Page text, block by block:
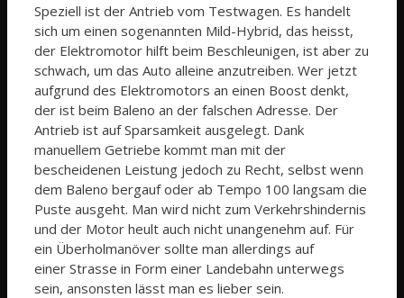
Speziell ist der Antrieb vom Testwagen. Es handelt
sich um einen sogenannten Mild-Hybrid, das heisst,
der Elektromotor hilft beim Beschleunigen, ist aber zu
schwach, um das Auto alleine anzutreiben. Wer jetzt
aufgrund des Elektromotors an einen Boost denkt,
der ist beim Baleno an der falschen Adresse. Der
Antrieb ist auf Sparsamkeit ausgelegt. Dank
manuellem Getriebe kommt man mit der
bescheidenen Leistung jedoch zu Recht, selbst wenn
dem Baleno bergauf oder ab Tempo 100 langsam die
Puste ausgeht. Man wird nicht zum Verkehrshindernis
und der Motor heult auch nicht unangenehm auf. Für
ein Überholmanöver sollte man allerdings auf
einer Strasse in Form einer Landebahn unterwegs
sein, ansonsten lässt man es lieber sein.